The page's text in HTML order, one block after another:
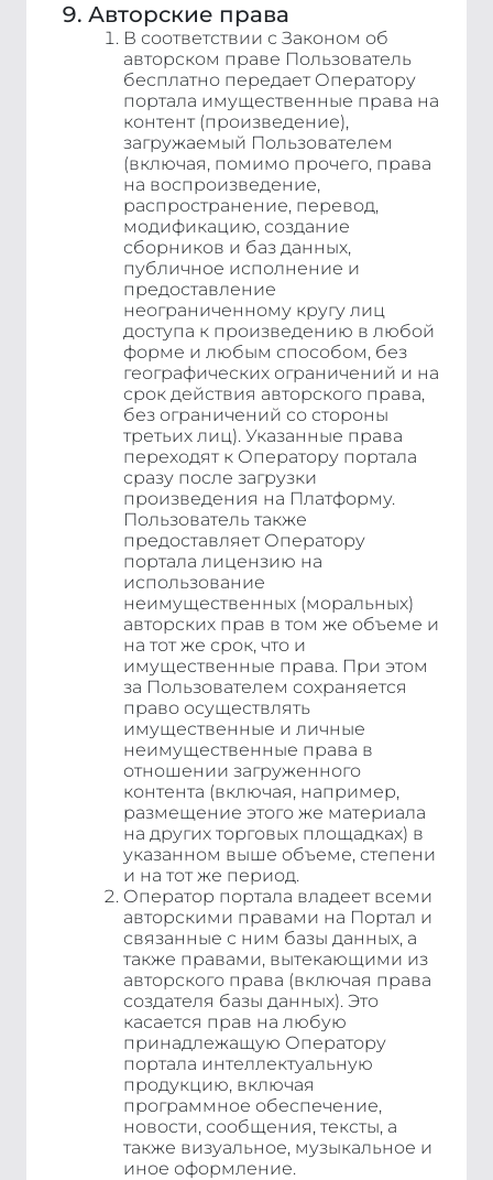
Авторские права
В соответствии с Законом об
авторском праве Пользователь
бесплатно передает Оператору
портала имущественные права на
контент (произведение),
загружаемый Пользователем
(включая, помимо прочего, права
на воспроизведение,
распространение, перевод,
модификацию, создание
сборников и баз данных,
публичное исполнение и
предоставление
неограниченному кругу лиц
доступа к произведению в любой
форме и любым способом, без
географических ограничений и на
срок действия авторского права,
без ограничений со стороны
третьих лиц). Указанные права
переходят к Оператору портала
сразу после загрузки
произведения на Платформу.
Пользователь также
предоставляет Оператору
портала лицензию на
использование
неимущественных (моральных)
авторских прав в том же объеме и
на тот же срок, что и
имущественные права. При этом
за Пользователем сохраняется
право осуществлять
имущественные и личные
неимущественные права в
отношении загруженного
контента (включая, например,
размещение этого же материала
на других торговых площадках) в
указанном выше объеме, степени
и на тот же период.
Оператор портала владеет всеми
авторскими правами на Портал и
связанные с ним базы данных, а
также правами, вытекающими из
авторского права (включая права
создателя базы данных). Это
касается прав на любую
принадлежащую Оператору
портала интеллектуальную
продукцию, включая
программное обеспечение,
новости, сообщения, тексты, а
также визуальное, музыкальное и
иное оформление.